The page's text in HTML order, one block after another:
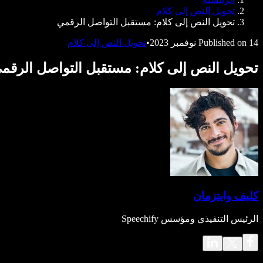
Speechify للمطورين
تحويل النص إلى كلام
تحويل النص إلى كلام: مستقبل التواصل الرقمي
Published on 14 نوفمبر 2023 •تحويل النص إلى كلام
تحويل النص إلى كلام: مستقبل التواصل
كليف وايتزمان
الرئيس التنفيذي ومؤسس Speechify